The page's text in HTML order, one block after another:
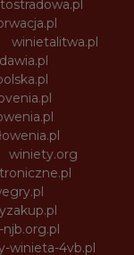
winietalitwa.pl
winiety.org
winieta-4vb.pl